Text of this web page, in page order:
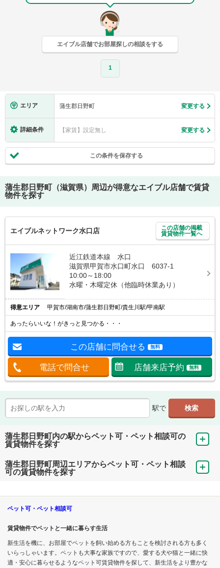
エイブル店舗でお部屋探しの相談をする
1
エリア 蒲生郡日野町 変更する
詳細条件 【家賃】設定無し 変更する
この条件を保存する
蒲生郡日野町（滋賀県）
周辺が得意なエイブル店舗で賃貸
物件を探す
エイブルネットワーク水口店
この店舗の掲載
賃貸物件一覧へ
近江鉄道本線 水口
滋賀県甲賀市水口町水口 6037-1
10:00～18:00
水曜・木曜定休（他臨時休業あり）
得意エリア 甲賀市/湖南市/蒲生郡日野町/貴生川駅/甲南駅
あったらいいな！がきっと見つかる・・・
この店舗に問合せる 無料
電話で問合せ 店舗来店予約 無料
駅で
蒲生郡日野町内の駅からペット可・ペット相談可の
賃貸物件を探す
蒲生郡日野町周辺エリアからペット可・ペット相談
可の賃貸物件を探す
ペット可・ペット相談可
賃貸物件でペットと一緒に暮らす生活
新生活を機に、お部屋でペットを飼い始める方もことを検討される方も多く
いらっしゃいます。ペットも大事な家族ですので、愛する犬や猫と一緒に快
適・安心に暮らせるようなペット可賃貸物件を探して、新生活をより豊かな